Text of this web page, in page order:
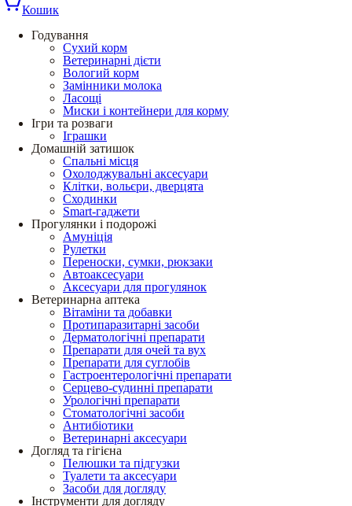
Кошик
Годування
Сухий корм
Ветеринарні дієти
Вологий корм
Замінники молока
Ласощі
Миски і контейнери для корму
Ігри та розваги
Іграшки
Домашній затишок
Спальні місця
Охолоджувальні аксесуари
Клітки, вольєри, дверцята
Сходинки
Smart-гаджети
Прогулянки і подорожі
Амуніція
Рулетки
Переноски, сумки, рюкзаки
Автоаксесуари
Аксесуари для прогулянок
Ветеринарна аптека
Вітаміни та добавки
Протипаразитарні засоби
Дерматологічні препарати
Препарати для очей та вух
Препарати для суглобів
Гастроентерологічні препарати
Серцево-судинні препарати
Урологічні препарати
Стоматологічні засоби
Антибіотики
Ветеринарні аксесуари
Догляд та гігієна
Пелюшки та підгузки
Туалети та аксесуари
Засоби для догляду
Інструменти для догляду